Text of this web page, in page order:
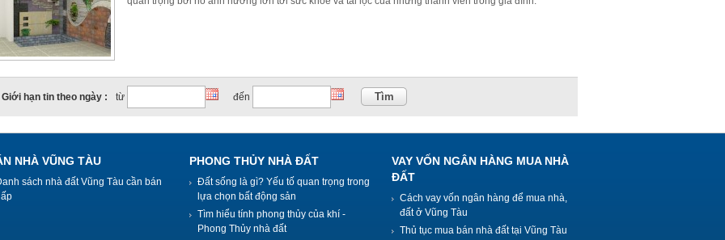
Giới hạn tin theo ngày : từ đến Tìm
NHÀ VŨNG TÀU
sách nhà đất Vũng Tàu cần bán
PHONG THỦY NHÀ ĐẤT
Đất sống là gì? Yếu tố quan trọng trong
lựa chọn bất động sản
Tìm hiểu tính phong thủy của khí -
Phong Thủy nhà đất
VAY VỐN NGÂN HÀNG MUA NHÀ
ĐẤT
Cách vay vốn ngân hàng để mua nhà,
đất ở Vũng Tàu
Thủ tục mua bán nhà đất tại Vũng Tàu